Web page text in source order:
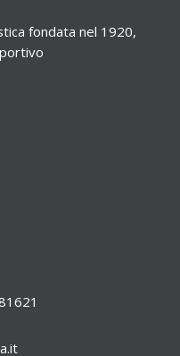
fondata nel 1920,